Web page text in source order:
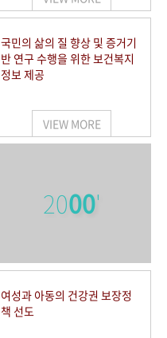
국민의 삶의 질 향상 및 증거기
반 연구 수행을 위한 보건복지
정보 제공
VIEW MORE
2000'
여성과 아동의 건강권 보장정
책 선도